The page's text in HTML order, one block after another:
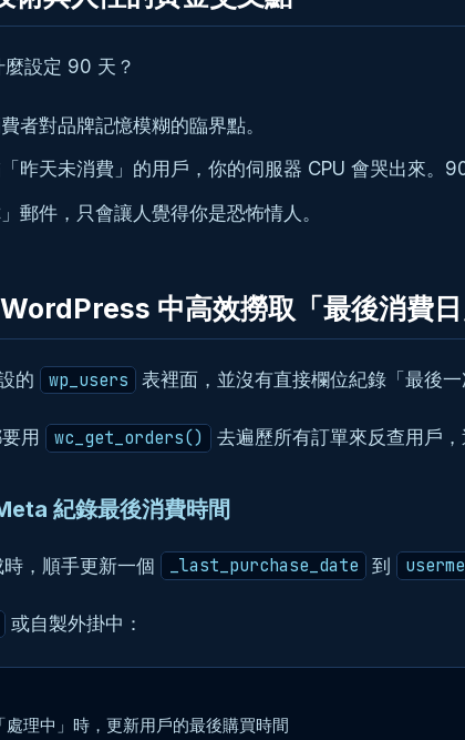
設定 90 天？
者對品牌記憶模糊的臨界點。
昨天未消費」的用戶，你的伺服器 CPU 會哭出來。
郵件，只會讓人覺得你是恐怖情人。
中高效撈取「最後消費日
的 wp_users 表裡面，並沒有直接欄位紀錄「最後一
用 wc_get_orders() 去遍歷所有訂單來反查用戶
紀錄最後消費時間
，順手更新一個 _last_purchase_date 到
或自製外掛中：
理中」時，更新用戶的最後購買時間